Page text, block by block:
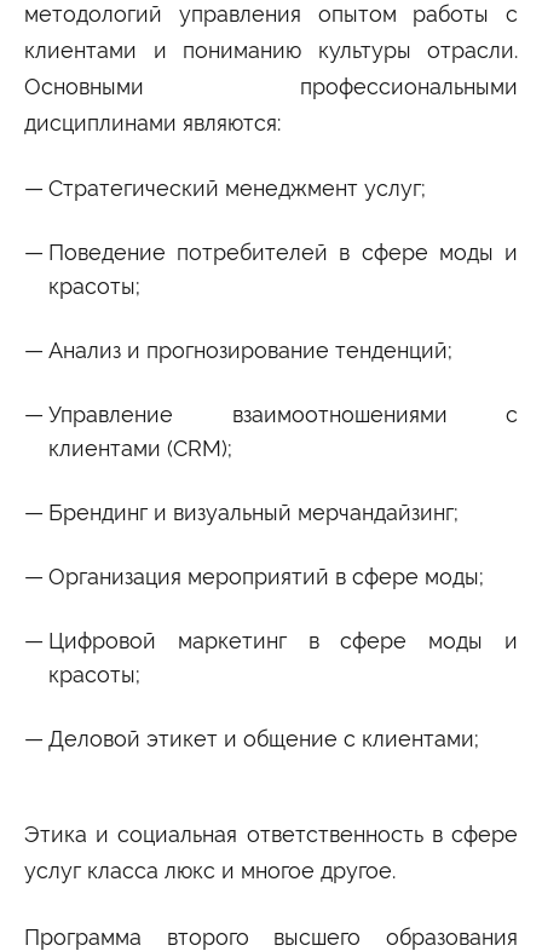
методологий управления опытом работы с
клиентами и пониманию культуры отрасли.
Основными профессиональными
дисциплинами являются:
Стратегический менеджмент услуг;
Поведение потребителей в сфере моды и
красоты;
Анализ и прогнозирование тенденций;
Управление взаимоотношениями с
клиентами (CRM);
Брендинг и визуальный мерчандайзинг;
Организация мероприятий в сфере моды;
Цифровой маркетинг в сфере моды и
красоты;
Деловой этикет и общение с клиентами;
Этика и социальная ответственность в сфере
услуг класса люкс и многое другое.
Программа второго высшего образования